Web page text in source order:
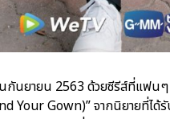
นกันยายน 2563 ด้วยซีรีส์ที่แฟ
Your Gown)” จากนิยายที่ไ